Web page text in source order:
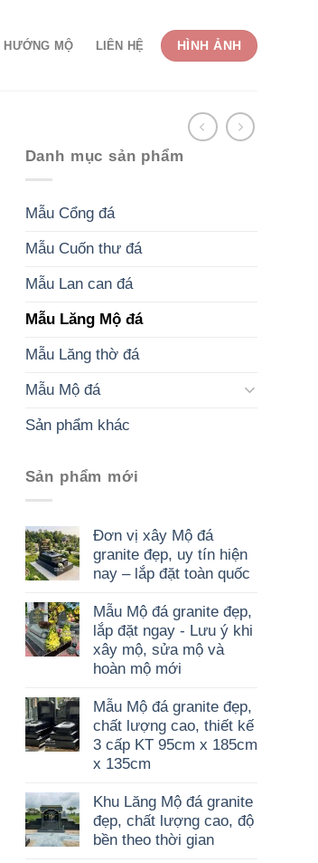
HƯỚNG MỘ LIÊN HỆ HÌNH ẢNH
Danh mục sản phẩm
Mẫu Cổng đá
Mẫu Cuốn thư đá
Mẫu Lan can đá
Mẫu Lăng Mộ đá
Mẫu Lăng thờ đá
Mẫu Mộ đá
Sản phẩm khác
Sản phẩm mới
Đơn vị xây Mộ đá
granite đẹp, uy tín hiện
nay – lắp đặt toàn quốc
Mẫu Mộ đá granite đẹp,
lắp đặt ngay - Lưu ý khi
xây mộ, sửa mộ và
hoàn mộ mới
Mẫu Mộ đá granite đẹp,
chất lượng cao, thiết kế
3 cấp KT 95cm x 185cm
x 135cm
Khu Lăng Mộ đá granite
đẹp, chất lượng cao, độ
bền theo thời gian